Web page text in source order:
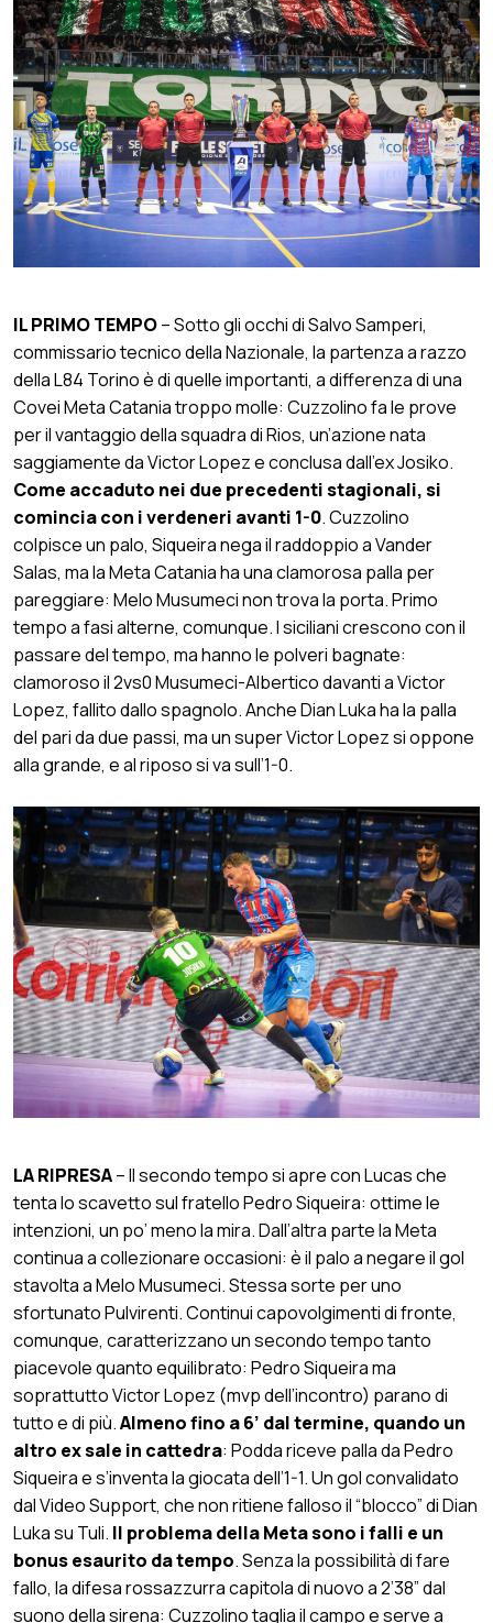
IL PRIMO TEMPO– Sotto gli occhi di Salvo Samperi,
commissario tecnico della Nazionale, la partenza a razzo
della L84 Torino è di quelle importanti, a differenza di una
Covei Meta Catania troppo molle: Cuzzolino fa le prove
per il vantaggio della squadra di Rios, un’azione nata
saggiamente da Victor Lopez e conclusa dall’ex Josiko.
Come accaduto nei due precedenti stagionali, si
comincia con i verdeneri avanti 1-0. Cuzzolino
colpisce un palo, Siqueira nega il raddoppio a Vander
Salas, ma la Meta Catania ha una clamorosa palla per
pareggiare: Melo Musumeci non trova la porta. Primo
tempo a fasi alterne, comunque. I siciliani crescono con il
passare del tempo, ma hanno le polveri bagnate:
clamoroso il 2vs0 Musumeci-Albertico davanti a Victor
Lopez, fallito dallo spagnolo. Anche Dian Luka ha la palla
del pari da due passi, ma un super Victor Lopez si oppone
alla grande, e al riposo si va sull’1-0.
LA RIPRESA– Il secondo tempo si apre con Lucas che
tenta lo scavetto sul fratello Pedro Siqueira: ottime le
intenzioni, un po’ meno la mira. Dall’altra parte la Meta
continua a collezionare occasioni: è il palo a negare il gol
stavolta a Melo Musumeci. Stessa sorte per uno
sfortunato Pulvirenti. Continui capovolgimenti di fronte,
comunque, caratterizzano un secondo tempo tanto
piacevole quanto equilibrato: Pedro Siqueira ma
soprattutto Victor Lopez (mvp dell’incontro) parano di
tutto e di più.Almeno fino a 6’ dal termine, quando un
altro ex sale in cattedra: Podda riceve palla da Pedro
Siqueira e s’inventa la giocata dell’1-1. Un gol convalidato
dal Video Support, che non ritiene falloso il “blocco” di Dian
Luka su Tuli. Il problema della Meta sono i falli e un
bonus esaurito da tempo. Senza la possibilità di fare
fallo, la difesa rossazzurra capitola di nuovo a 2’38” dal
suono della sirena: Cuzzolino taglia il campo e serve a